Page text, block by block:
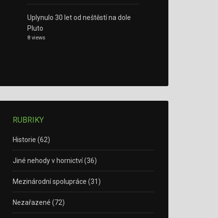
Uplynulo 30 let od neštěstí na dole
Pluto
8 views
RUBRIKY
Historie (62)
Jiné nehody v hornictví(36)
Mezinárodní spolupráce (31)
Nezařazené (72)